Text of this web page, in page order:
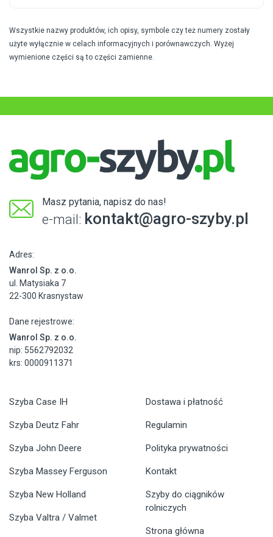
Wszystkie nazwy produktów, ich opisy, symbole czy też numery zostały
użyte wyłącznie w celach informacyjnych i porównawczych. Wyżej
wymienione części są to części zamienne.
Masz pytania, napisz do nas!
e-mail: kontakt@agro-szyby.pl
Adres:
Wanrol Sp. z o.o.
ul. Matysiaka 7
22-300 Krasnystaw
Dane rejestrowe:
Wanrol Sp. z o.o.
nip: 5562792032
krs: 0000911371
Szyba Case IH
Szyba Deutz Fahr
Szyba John Deere
Szyba Massey Ferguson
Szyba New Holland
Szyba Valtra / Valmet
Dostawa i płatność
Regulamin
Polityka prywatności
Kontakt
Szyby do ciągników
rolniczych
Strona główna